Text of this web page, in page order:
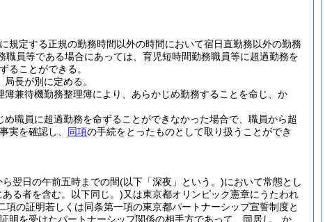
に規定する正規の勤務時間以外の時間において宿日直勤務以外の勤務
職員等である場合にあっては、育児短時間勤務職員等に超過勤務を
ることができる。
長が別に定める。
簿兼待機勤務整理簿により、あらかじめ勤務することを命じ、か
職員に超過勤務を命ずることができなかった場合で、職員から超
実を確認し、 同項の手続をとったものとして取り扱うことができ
翌日の午前五時までの間(以下「深夜」という。)において常態とし
る者を含む。以下同じ。)又は東京都オリンピック憲章にうたわれ
項の証明若しくは同条第一項の東京都パートナーシップ宣誓制度と
明を受けたパートナーシップ関係の相手方であって、同居し、か